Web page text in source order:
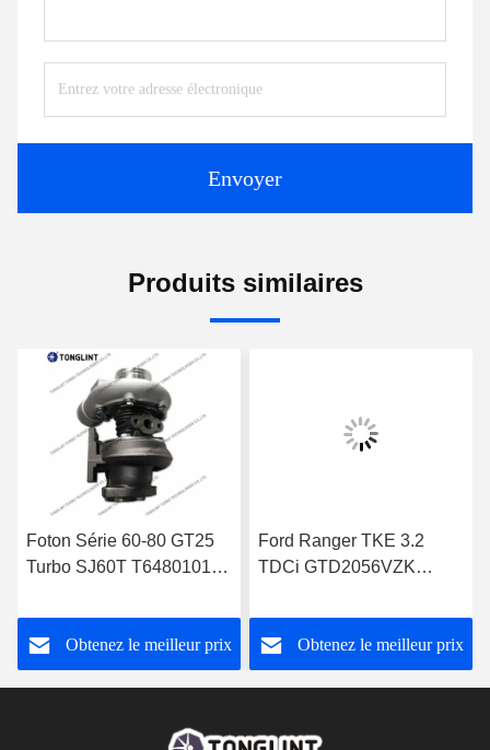
Envoyer
Produits similaires
Foton Série 60-80 GT25
Turbo SJ60T T64801019
Turbocompresseur
Obtenez le meilleur prix
Ford Ranger TKE 3.2
TDCi GTD2056VZK
FB3Q6K682DB
Obtenez le meilleur prix